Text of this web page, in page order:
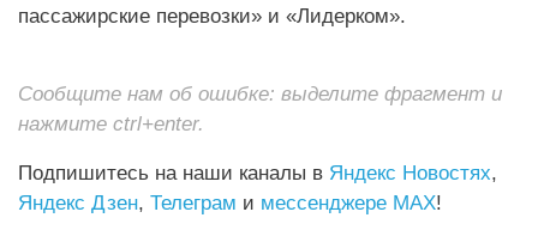
пассажирские перевозки» и «Лидерком».
Сообщите нам об ошибке: выделите фрагмент и
нажмите ctrl+enter.
Подпишитесь на наши каналы в Яндекс Новостях,
Яндекс Дзен, Телеграм и мессенджере MAX!